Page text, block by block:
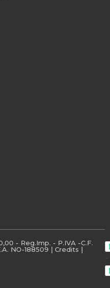
- Reg.Imp. - P.IVA -C.F.
NO-188509 | Credits |